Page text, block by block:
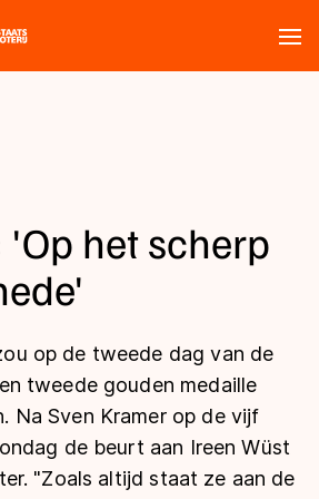
'Op het scherp
op de tweede dag van de
tweede gouden medaille
Na Sven Kramer op de vijf
de beurt aan Ireen Wüst
"Zoals altijd staat ze aan de